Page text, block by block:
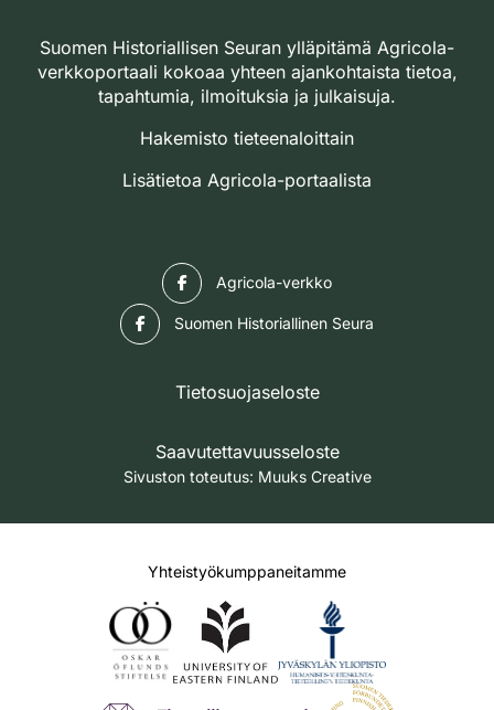
Suomen Historiallisen Seuran ylläpitämä Agricola-
verkkoportaali kokoaa yhteen ajankohtaista tietoa,
tapahtumia, ilmoituksia ja julkaisuja.
Hakemisto tieteenaloittain
Lisätietoa Agricola-portaalista
Agricola-verkko
Suomen Historiallinen Seura
Tietosuojaseloste
Saavutettavuusseloste
Sivuston toteutus: Muuks Creative
Yhteistyökumppaneitamme